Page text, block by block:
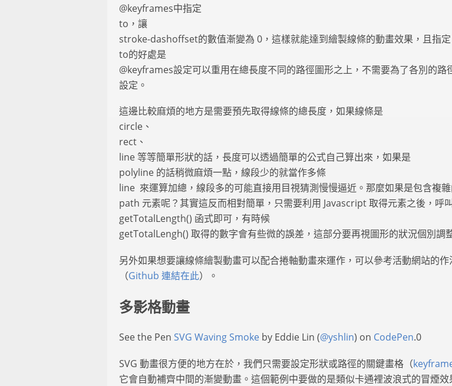
@keyframes中指定
to，讓
stroke-dashoffset的數值漸變為 0，這樣就能達到繪製線條的動畫效果，且指定
to的好處是
@keyframes設定可以重用在總長度不同的路徑圖形之上，不需要為了各別的路
設定。
這邊比較麻煩的地方是需要預先取得線條的總長度，如果線條是
circle、
rect、
line 等等簡單形狀的話，長度可以透過簡單的公式自己算出來，如果是
polyline 的話稍微麻煩一點，線段少的就當作多條
line 來運算加總，線段多的可能直接用目視猜測慢慢逼近。那麼如果是包含複
path 元素呢？其實這反而相對簡單，只需要利用 Javascript 取得元素之後，呼叫
getTotalLength() 函式即可，有時候
getTotalLengh() 取得的數字會有些微的誤差，這部分要再視圖形的狀況個別調
另外如果想要讓線條繪製動畫可以配合捲軸動畫來運作，可以參考活動網站的作
（Github 連結在此）。
多影格動畫
See the Pen SVG Waving Smoke by Eddie Lin (@yshlin) on CodePen.0
SVG 動畫很方便的地方在於，我們只需要設定形狀或路徑的關鍵畫格（
它會自動補齊中間的漸變動畫。這個範例中要做的是類似卡通裡波浪式的冒煙效